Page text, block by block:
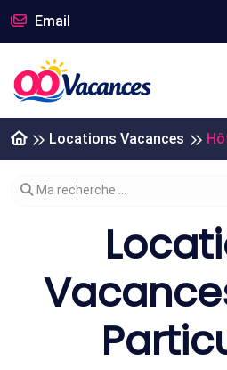
Email
Locations Vacances
Modifier votre recherche
Ma recherche ...